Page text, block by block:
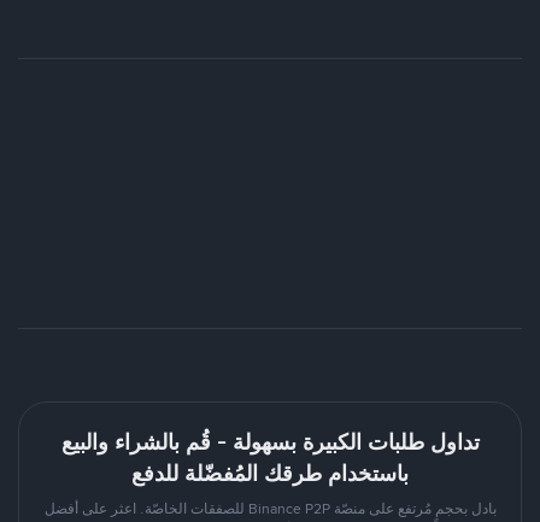
تداول طلبات الكبيرة بسهولة - قُم بالشراء والبيع
باستخدام طرقك المُفضّلة للدفع
بادل بحجمٍ مُرتفع على منصّة Binance P2P للصفقات الخاصّة. اعثر على أفضل